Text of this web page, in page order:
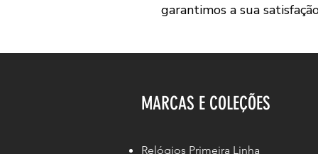
garantimos a sua
MARCAS E COLEÇÕES
Relógios Primeira Linha